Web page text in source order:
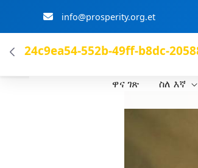
info@prosperity.org.et
ብልፅግና ፓርቲ
ዋና ገጽ ስለ እኛ
24c9ea54-552b-49ff-b8dc-